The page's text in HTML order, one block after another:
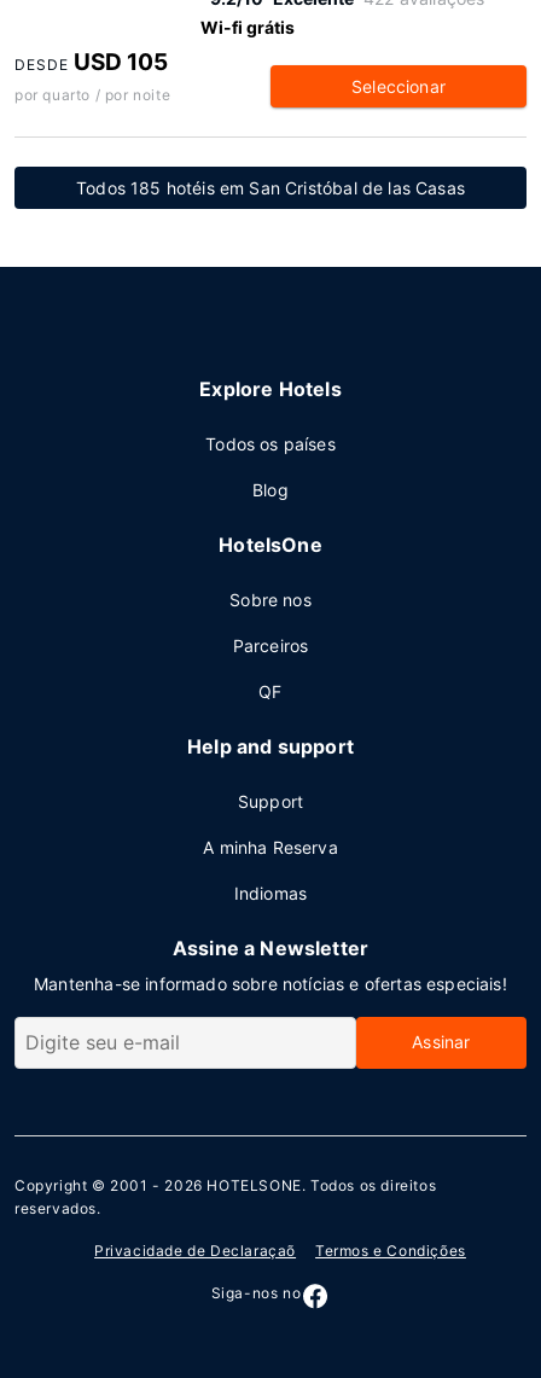
Wi-fi grátis
DESDE USD 105
por quarto / por noite Seleccionar
Todos 185 hotéis em San Cristóbal de las Casas
Explore Hotels
Todos os países
Blog
HotelsOne
Sobre nos
Parceiros
QF
Help and support
Support
A minha Reserva
Indiomas
Assine a Newsletter
Mantenha-se informado sobre notícias e ofertas especiais!
Assinar
Copyright © 2001 - 2026 HOTELSONE. Todos os direitos
reservados.
Privacidade de Declaraçaõ Termos e Condições
Siga-nos no